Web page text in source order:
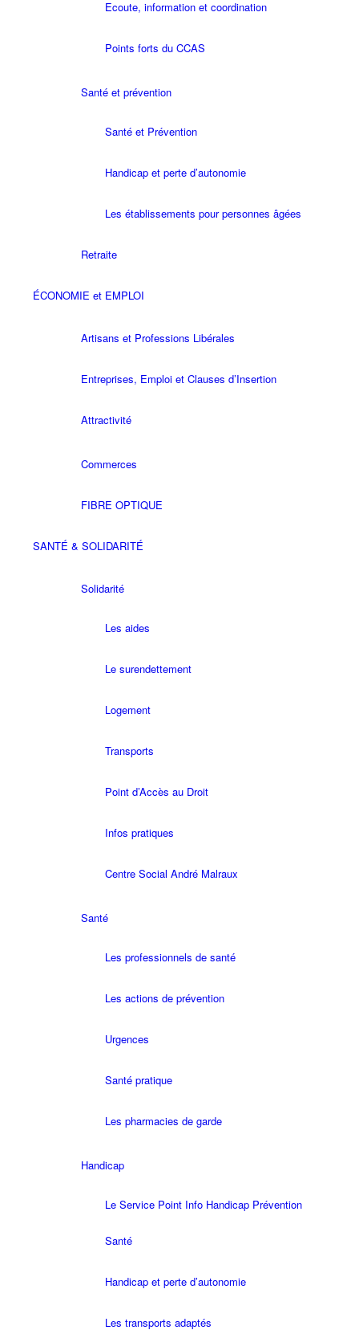
Ecoute, information et coordination
Points forts du CCAS
Santé et prévention
Santé et Prévention
Handicap et perte d’autonomie
Les établissements pour personnes âgées
Retraite
ÉCONOMIE et EMPLOI
Artisans et Professions Libérales
Entreprises, Emploi et Clauses d’Insertion
Attractivité
Commerces
FIBRE OPTIQUE
SANTÉ & SOLIDARITÉ
Solidarité
Les aides
Le surendettement
Logement
Transports
Point d’Accès au Droit
Infos pratiques
Centre Social André Malraux
Santé
Les professionnels de santé
Les actions de prévention
Urgences
Santé pratique
Les pharmacies de garde
Handicap
Le Service Point Info Handicap Prévention
Santé
Handicap et perte d’autonomie
Les transports adaptés